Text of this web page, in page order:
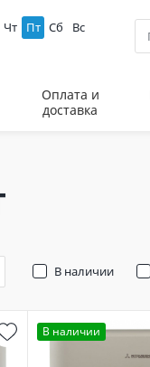
Чт Пт Сб Вс
Оплата и
доставка
В наличии
В наличии